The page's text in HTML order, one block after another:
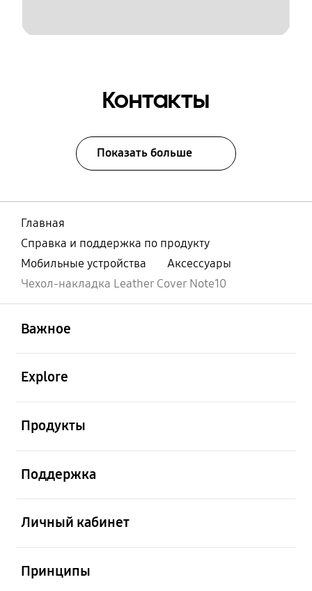
Контакты
Показать больше
Главная
Справка и поддержка по продукту
Мобильные устройства
Аксессуары
Чехол-накладка Leather Cover Note10
Важное
Explore
Продукты
Поддержка
Личный кабинет
Принципы